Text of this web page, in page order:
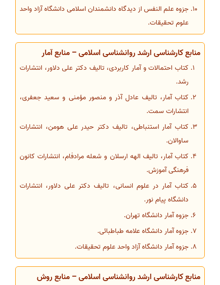
جزوه علم النفس از دیدگاه دانشمندان اسلامی دانشگاه آزاد واحد
علوم تحقیقات.
منابع کارشناسی ارشد روانشناسی اسلامی – منابع آمار
کتاب احتمالات و آمار کاربردی، تالیف دکتر علی دلاور، انتشارات
رشد.
کتاب آمار، تالیف عادل آذر و منصور مؤمنی و سعید جعفری،
انتشارات سمت.
کتاب آمار استنباطی، تالیف دکتر حیدر علی هومن، انتشارات
ساوالان.
کتاب آمار، تالیف الهه ارسلان و شعله مرادفام، انتشارات کانون
فرهنگی آموزش.
کتاب آمار در علوم انسانی، تالیف دکتر علی دلاور، انتشارات
دانشگاه پیام نور.
جزوه آمار دانشگاه تهران.
جزوه آمار دانشگاه علامه طباطبائی.
جزوه آمار دانشگاه آزاد واحد علوم تحقیقات.
منابع کارشناسی ارشد روانشناسی اسلامی – منابع روش